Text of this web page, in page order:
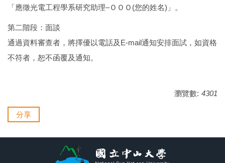
「應徵光電工程學系研究助理–ＯＯＯ(您的姓名)」。
第二階段：面談
通過資料審查者，將擇優以電話及E-mail通知安排面試，如資格
不符者，恕不函覆及通知。
瀏覽數: 4301
分享